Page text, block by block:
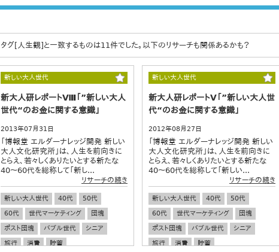
タグ[人生観]と一致するものは11件でした。以下のリサーチも関係あるかも？
新しい大人世代
新大人研レポートⅧ「”新しい大人
世代“のお金に関する意識」
2013年07月31日
「博報堂 エルダーナレッジ開発 新しい
大人文化研究所」は、人生を前向きに
とらえ、若々しくありたいとする新たな
40～60代を総称して「新し...
リサーチの続き
新しい大人世代 40代
50代
60代
世代マーケティング
団塊
ポスト団塊
バブル世代
シニア
旅行
消費 貯蓄
新しい大人世代
新大人研レポートⅤ「”新しい大人世
代“のお金に関する意識」
2012年08月27日
「博報堂 エルダーナレッジ開発 新しい
大人文化研究所」は、人生を前向きに
とらえ、若々しくありたいとする新たな
40～60代を総称して「新しい...
リサーチの続き
新しい大人世代 40代
50代
60代
世代マーケティング
団塊
ポスト団塊
バブル世代
シニア
旅行
消費 貯蓄